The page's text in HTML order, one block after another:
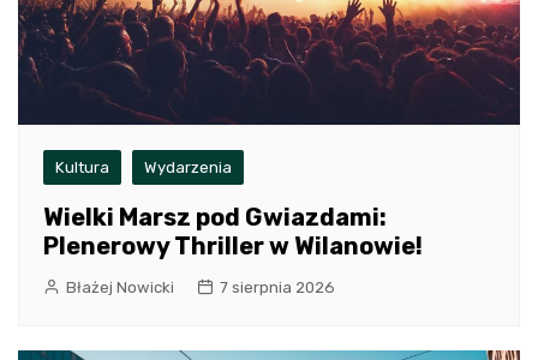
Kultura Wydarzenia
Wielki Marsz pod Gwiazdami:
Plenerowy Thriller w Wilanowie!
Błażej Nowicki 7 sierpnia 2026